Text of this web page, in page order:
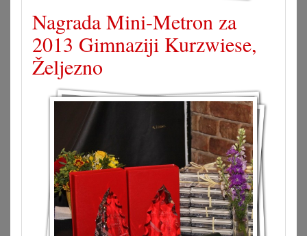
Nagrada Mini-Metron za
2013 Gimnaziji Kurzwiese,
Željezno